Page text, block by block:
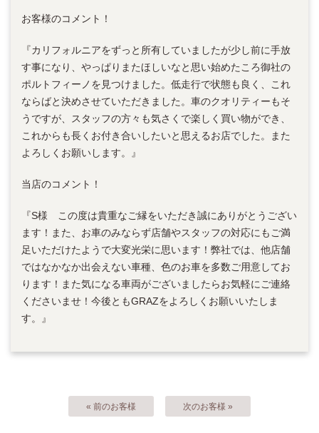
お客様のコメント！
『カリフォルニアをずっと所有していましたが少し前に手放
す事になり、やっぱりまたほしいなと思い始めたころ御社の
ポルトフィーノを見つけました。低走行で状態も良く、これ
ならばと決めさせていただきました。車のクオリティーもそ
うですが、スタッフの方々も気さくで楽しく買い物ができ、
これからも長くお付き合いしたいと思えるお店でした。また
よろしくお願いします。』
当店のコメント！
『S様 この度は貴重なご縁をいただき誠にありがとうござい
ます！また、お車のみならず店舗やスタッフの対応にもご満
足いただけたようで大変光栄に思います！弊社では、他店舗
ではなかなか出会えない車種、色のお車を多数ご用意してお
ります！また気になる車両がございましたらお気軽にご連絡
くださいませ！今後ともGRAZをよろしくお願いいたしま
す。』
« 前のお客様 次のお客様 »